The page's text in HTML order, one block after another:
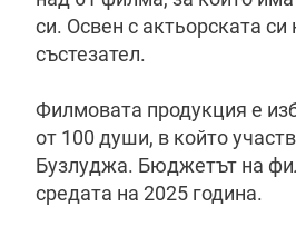
си. Освен с актьорската
състезател.
Филмовата продукция е
от 100 души, в който
Бузлуджа. Бюджетът на
средата на 2025 година.